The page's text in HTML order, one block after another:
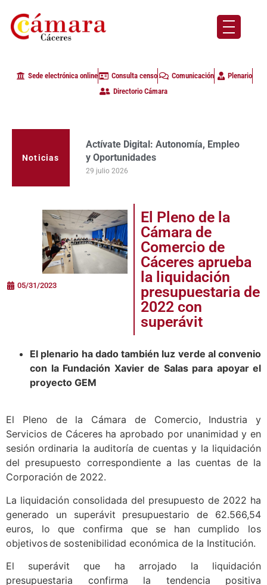
Sede electrónica online Consulta censo Comunicación
Plenario
Directorio Cámara
Noticias
Actívate Digital: Autonomía, Empleo
y Oportunidades
29 julio 2026
05/31/2023
El Pleno de la
Cámara de
Comercio de
Cáceres aprueba
la liquidación
presupuestaria de
2022 con
superávit
El plenario ha dado también luz verde al convenio
con la Fundación Xavier de Salas para apoyar el
proyecto GEM
El Pleno de la Cámara de Comercio, Industria y
Servicios de Cáceres ha aprobado por unanimidad y en
sesión ordinaria la auditoría de cuentas y la liquidación
del presupuesto correspondiente a las cuentas de la
Corporación de 2022.
La liquidación consolidada del presupuesto de 2022 ha
generado un superávit presupuestario de 62.566,54
euros, lo que confirma que se han cumplido los
objetivos de sostenibilidad económica de la Institución.
El superávit que ha arrojado la liquidación
presupuestaria confirma la tendencia positiva